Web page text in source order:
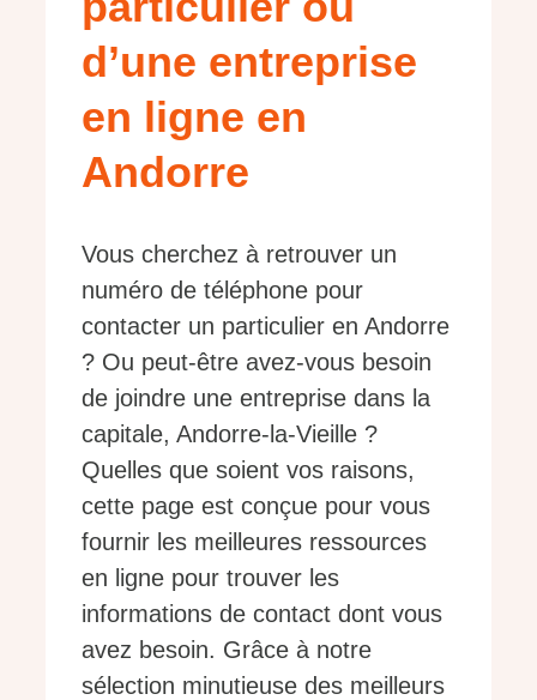
d’une entreprise
en ligne en
Andorre
Vous cherchez à retrouver un
numéro de téléphone pour
contacter un particulier en Andorre
? Ou peut-être avez-vous besoin
de joindre une entreprise dans la
capitale, Andorre-la-Vieille ?
Quelles que soient vos raisons,
cette page est conçue pour vous
fournir les meilleures ressources
en ligne pour trouver les
informations de contact dont vous
avez besoin. Grâce à notre
sélection minutieuse des meilleurs